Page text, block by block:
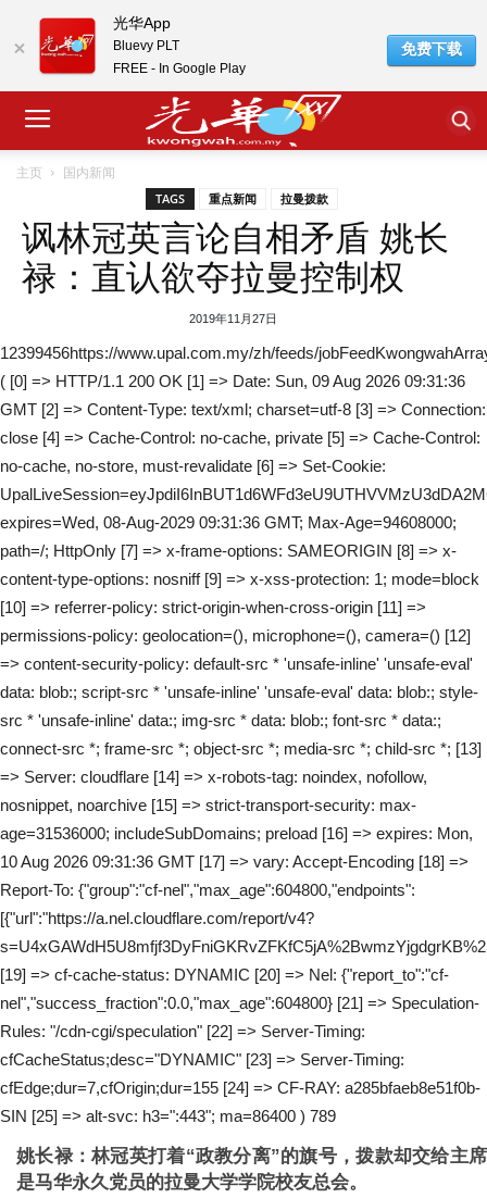
主页 国内新闻
TAGS 重点新闻 拉曼拨款
讽林冠英言论自相矛盾 姚长
禄：直认欲夺拉曼控制权
2019年11月27日
12399456https://www.upal.com.my/zh/feeds/
( [0] => HTTP/1.1 200 OK [1] => Date: Sun, 09 Aug 2026 09:31:36
GMT [2] => Content-Type: text/xml; charset=utf-8 [3] => Connection:
close [4] => Cache-Control: no-cache, private [5] => Cache-Control:
no-cache, no-store, must-revalidate [6] => Set-Cookie:
expires=Wed, 08-Aug-2029 09:31:36 GMT; Max-Age=94608000;
path=/; HttpOnly [7] => x-frame-options: SAMEORIGIN [8] => x-
content-type-options: nosniff [9] => x-xss-protection: 1; mode=block
[10] => referrer-policy: strict-origin-when-cross-origin [11] =>
permissions-policy: geolocation=(), microphone=(), camera=() [12]
=> content-security-policy: default-src * 'unsafe-inline' 'unsafe-eval'
data: blob:; script-src * 'unsafe-inline' 'unsafe-eval' data: blob:; style-
src * 'unsafe-inline' data:; img-src * data: blob:; font-src * data:;
connect-src *; frame-src *; object-src *; media-src *; child-src *; [13]
=> Server: cloudflare [14] => x-robots-tag: noindex, nofollow,
nosnippet, noarchive [15] => strict-transport-security: max-
age=31536000; includeSubDomains; preload [16] => expires: Mon,
10 Aug 2026 09:31:36 GMT [17] => vary: Accept-Encoding [18] =>
Report-To: {"group":"cf-nel","max_age":604800,"endpoints":
[{"url":"https://a.nel.cloudflare.com/report/v4?
[19] => cf-cache-status: DYNAMIC [20] => Nel: {"report_to":"cf-
nel","success_fraction":0.0,"max_age":604800} [21] => Speculation-
Rules: "/cdn-cgi/speculation" [22] => Server-Timing:
cfCacheStatus;desc="DYNAMIC" [23] => Server-Timing:
cfEdge;dur=7,cfOrigin;dur=155 [24] => CF-RAY: a285bfaeb8e51f0b-
SIN [25] => alt-svc: h3=":443"; ma=86400 ) 789
姚长禄：林冠英打着“政教分离”的旗号，拨款却交给主席
是马华永久党员的拉曼大学学院校友总会。
光华App
Bluevy PLT
FREE - In Google Play
免费下载